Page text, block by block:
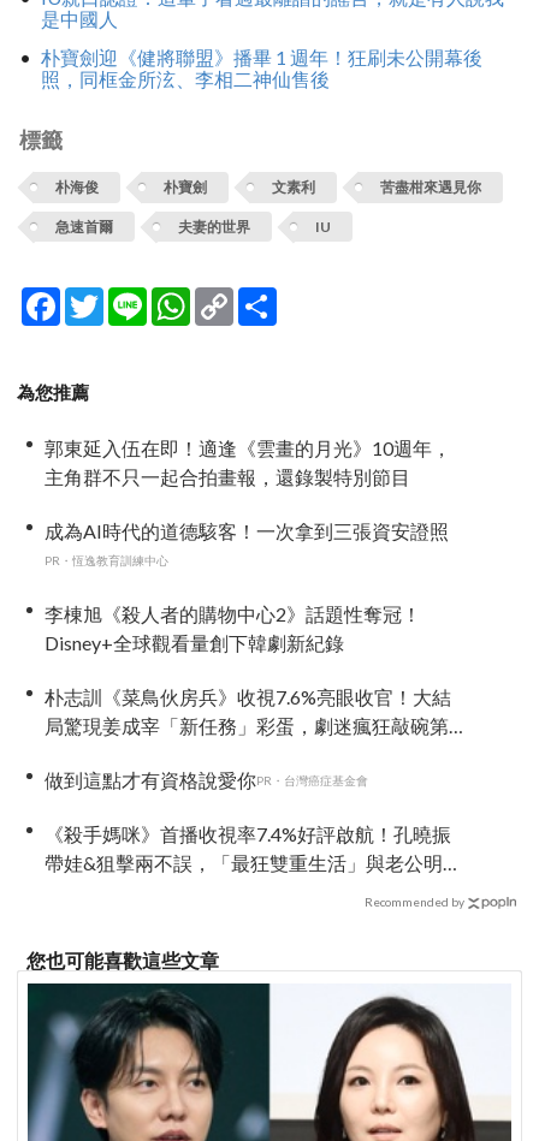
是中國人
朴寶劍迎《健將聯盟》播畢 1 週年！狂刷未公開幕後
照，同框金所泫、李相二神仙售後
標籤
朴海俊 朴寶劍 文素利 苦盡柑來遇見你
急速首爾 夫妻的世界 IU
Facebook
TwitterLine WhatsApp
Copy
Link
為您推薦
郭東延入伍在即！適逢《雲畫的月光》10週年，
主角群不只一起合拍畫報，還錄製特別節目
成為AI時代的道德駭客！一次拿到三張資安證照
PR・恆逸教育訓練中心
李棟旭《殺人者的購物中心2》話題性奪冠！
Disney+全球觀看量創下韓劇新紀錄
朴志訓《菜鳥伙房兵》收視7.6%亮眼收官！大結
局驚現姜成宰「新任務」彩蛋，劇迷瘋狂敲碗第
做到這點才有資格說愛你PR・台灣癌症基金會
《殺手媽咪》首播收視率7.4%好評啟航！孔曉振
帶娃&狙擊兩不誤，「最狂雙重生活」與老公明追
Recommended by
您也可能喜歡這些文章